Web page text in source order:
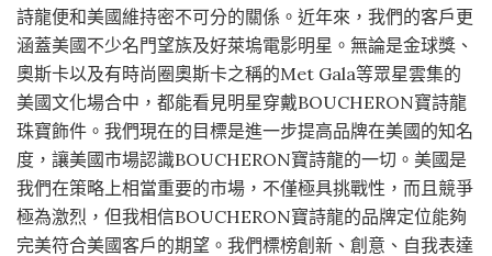
詩龍便和美國維持密不可分的關係。近年來，我們的客戶更
涵蓋美國不少名門望族及好萊塢電影明星。無論是金球獎、
奧斯卡以及有時尚圈奧斯卡之稱的Met Gala等眾星雲集的
美國文化場合中，都能看見明星穿戴BOUCHERON寶詩龍
珠寶飾件。我們現在的目標是進一步提高品牌在美國的知名
度，讓美國市場認識BOUCHERON寶詩龍的一切。美國是
我們在策略上相當重要的市場，不僅極具挑戰性，而且競爭
極為激烈，但我相信BOUCHERON寶詩龍的品牌定位能夠
完美符合美國客戶的期望。我們標榜創新、創意、自我表達